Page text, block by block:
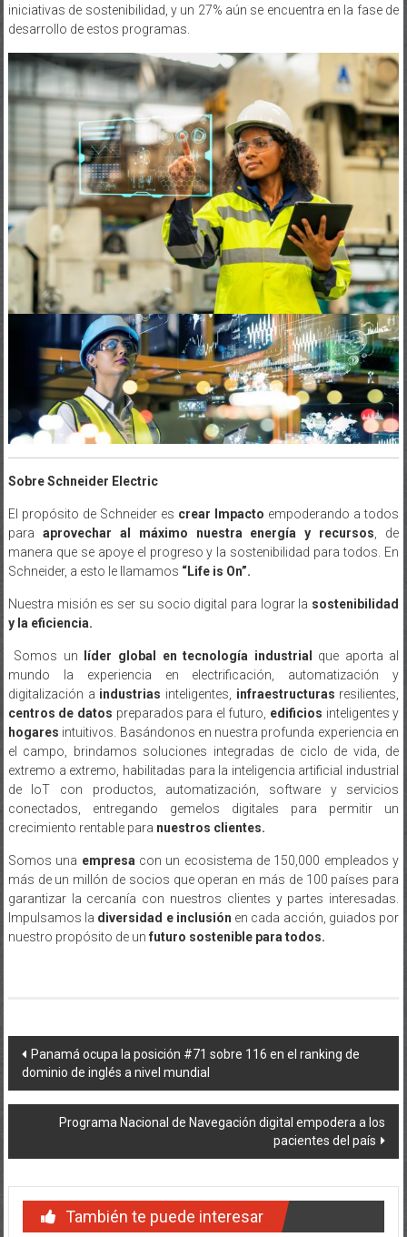
iniciativas de sostenibilidad, y un 27% aún se encuentra en la fase de
desarrollo de estos programas.
Sobre Schneider Electric
El propósito de Schneider es crear Impacto empoderando a todos
para aprovechar al máximo nuestra energía y recursos , de
manera que se apoye el progreso y la sostenibilidad para todos. En
Schneider, a esto le llamamos “Life is On”.
Nuestra misión es ser su socio digital para lograr la sostenibilidad
y la eficiencia.
Somos un líder global en tecnología industrial
que aporta al
mundo la experiencia en electrificación, automatización y
digitalización a industrias inteligentes, infraestructuras resilientes,
centros de datos preparados para el futuro, edificios inteligentes y
hogares intuitivos. Basándonos en nuestra profunda experiencia en
el campo, brindamos soluciones integradas de ciclo de vida, de
extremo a extremo, habilitadas para la inteligencia artificial industrial
de IoT con productos, automatización, software y servicios
conectados, entregando gemelos digitales para permitir un
crecimiento rentable para nuestros clientes.
Somos una empresa con un ecosistema de 150,000 empleados y
más de un millón de socios que operan en más de 100 países para
garantizar la cercanía con nuestros clientes y partes interesadas.
Impulsamos la diversidad e inclusión en cada acción, guiados por
nuestro propósito de un futuro sostenible para todos.
Navegación
de
entradas
Panamá ocupa la posición #71 sobre 116 en el ranking de
dominio de inglés a nivel mundial
Programa Nacional de Navegación digital empodera a los
pacientes del país
También te puede interesar